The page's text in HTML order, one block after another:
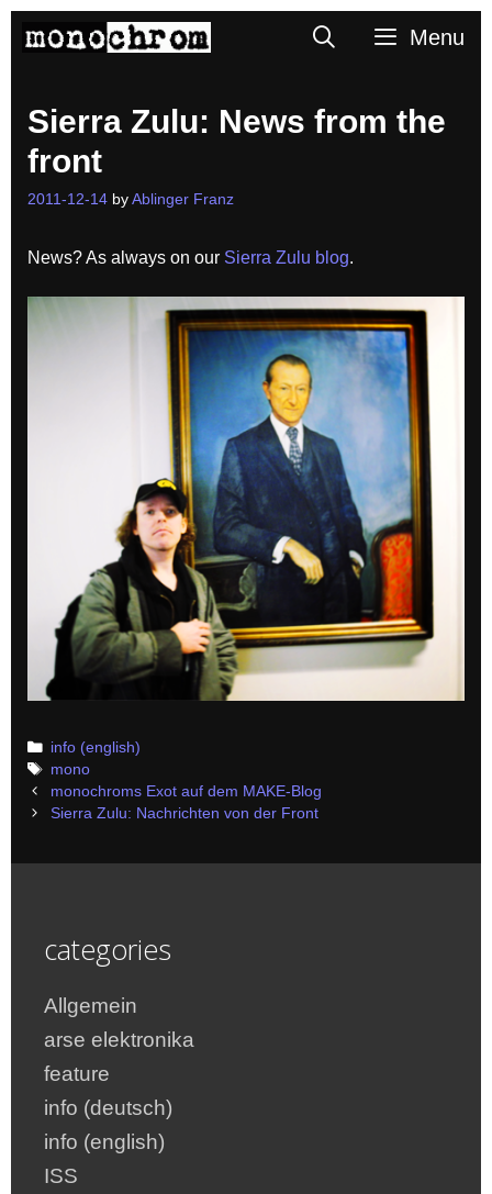
SearchMenu
Sierra Zulu: News from the
front
2011-12-14 by Ablinger Franz
News? As always on our Sierra Zulu blog.
Categories
info (english)
Tags
mono
Post
navigation
monochroms Exot auf dem MAKE-Blog
Sierra Zulu: Nachrichten von der Front
categories
Allgemein
arse elektronika
feature
info (deutsch)
info (english)
ISS